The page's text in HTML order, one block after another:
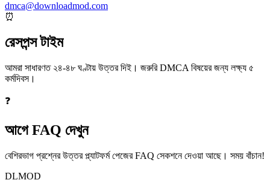
dmca@downloadmod.com
⏰
রেসপন্স টাইম
আমরা সাধারণত ২৪-৪৮ ঘণ্টায় উত্তর দিই। জরুরি DMCA বিষয়ের জন্য লক্ষ্য ৫
কর্মদিবস।
❓
আগে FAQ দেখুন
বেশিরভাগ প্রশ্নের উত্তর প্ল্যাটফর্ম পেজের FAQ সেকশনে দেওয়া আছে। সময় বাঁচান!
DLMOD